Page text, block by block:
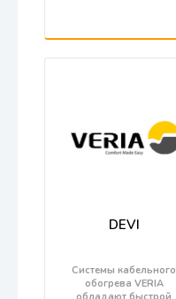
DEVI
Системы кабельного
обогрева VERIA